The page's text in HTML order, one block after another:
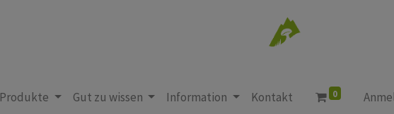
Produkte Gut zu wissen Information Kontakt 0